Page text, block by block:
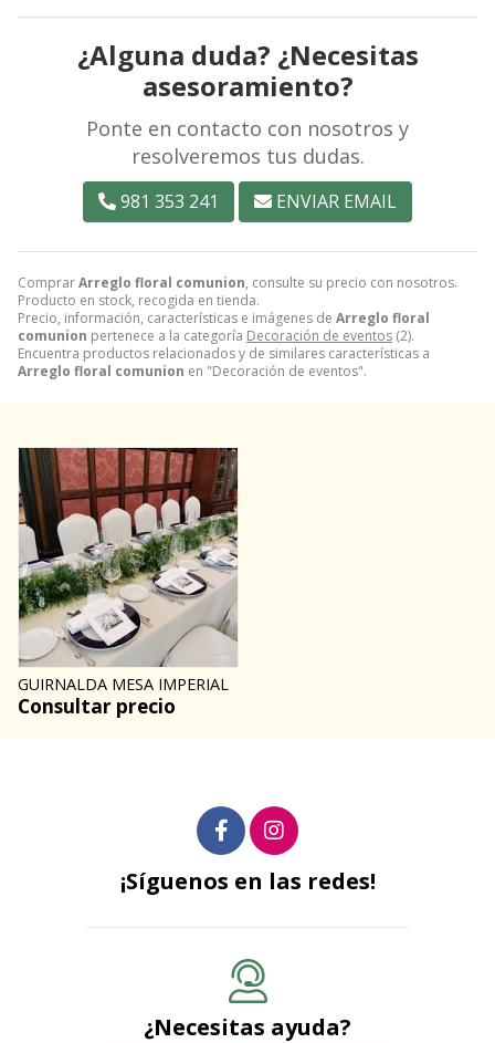
ComprarArreglo floral comunion, consulte su precio con nosotros.
Producto en stock, recogida en tienda.
Precio, información, características e imágenes de Arreglo floral
comunion pertenece a la categoría Decoración de eventos (2).
Encuentra productos relacionados y de similares características a
Arreglo floral comunion en "Decoración de eventos".
¿Alguna duda? ¿Necesitas
asesoramiento?
Ponte en contacto con nosotros y
resolveremos tus dudas.
981 353 241 ENVIAR EMAIL
GUIRNALDA MESA IMPERIAL
Consultar precio
¡Síguenos en las redes!
¿Necesitas ayuda?